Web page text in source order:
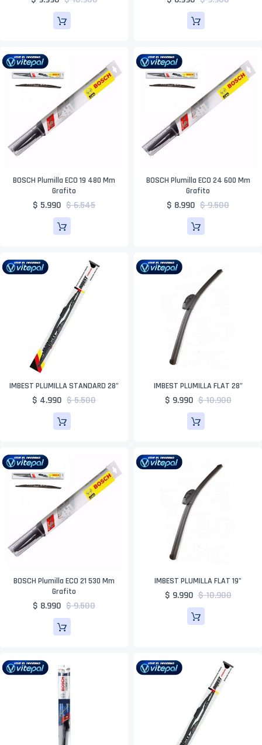
BOSCH Plumilla ECO 19 480 Mm
Grafito
$ 5.990 $ 6.545
BOSCH Plumilla ECO 24 600 Mm
Grafito
$ 8.990 $ 9.500
IMBEST PLUMILLA STANDARD 28"
$ 4.990 $ 5.500
IMBEST PLUMILLA FLAT 28"
$ 9.990 $ 10.900
BOSCH Plumilla ECO 21 530 Mm
Grafito
$ 8.990 $ 9.500
IMBEST PLUMILLA FLAT 19"
$ 9.990 $ 10.900